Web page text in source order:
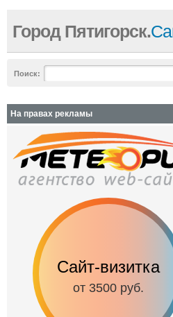
Город Пятигорск.
Поиск:
На правах рекламы
Сайт-визитка
от 3500 руб.